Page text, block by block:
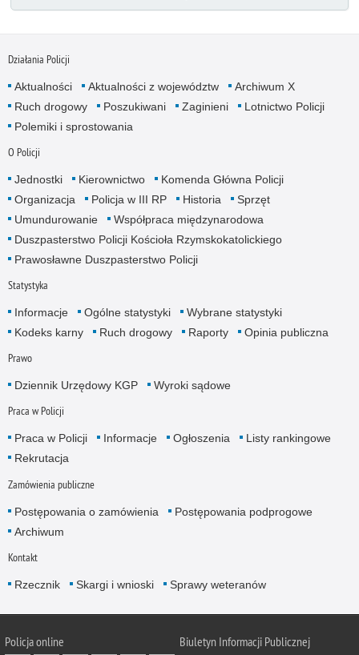
Działania Policji
Aktualności Aktualności z województw
Archiwum X
Ruch drogowy
Poszukiwani Zaginieni
Lotnictwo Policji
Polemiki i sprostowania
O Policji
Jednostki Kierownictwo
Komenda Główna Policji
Organizacja
Policja w III RP Historia
Sprzęt
Umundurowanie
Współpraca międzynarodowa
Duszpasterstwo Policji Kościoła Rzymskokatolickiego
Prawosławne Duszpasterstwo Policji
Statystyka
Informacje Ogólne statystyki
Wybrane statystyki
Kodeks karny
Ruch drogowy Raporty Opinia publiczna
Prawo
Dziennik Urzędowy KGP Wyroki sądowe
Praca w Policji
Praca w Policji Informacje Ogłoszenia
Listy rankingowe
Rekrutacja
Zamówienia publiczne
Postępowania o zamówienia
Postępowania podprogowe
Archiwum
Kontakt
Rzecznik Skargi i wnioski Sprawy weteranów
Policjaonline Biuletyn Informacji Publicznej